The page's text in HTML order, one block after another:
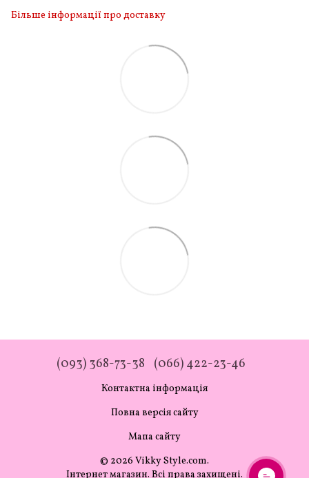
Більше інформації про доставку
(093) 368-73-38 (066) 422-23-46
Контактна інформація
Повна версія сайту
Мапа сайту
© 2026 Vikky Style.com.
Інтернет магазин. Всі права захищені.